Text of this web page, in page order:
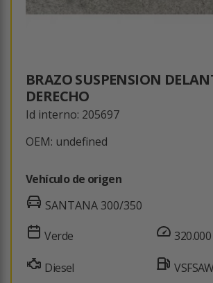
BRAZO SUSPENSION
DERECHO
Id interno: 205697
OEM: undefined
Vehículo de origen
SANTANA 300/350
Verde
Diesel
320.000